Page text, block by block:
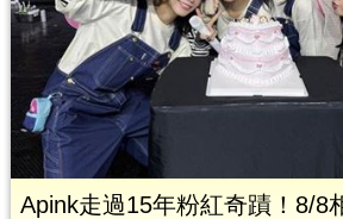
Apink走過15年粉紅奇蹟！8/8